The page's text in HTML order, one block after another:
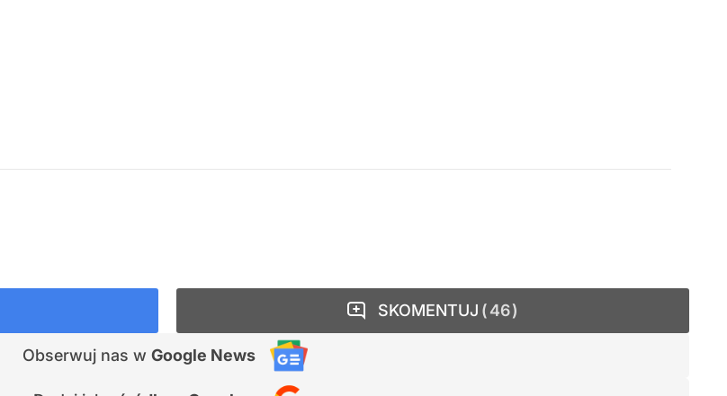
Obserwuj nas w Google News
SKOMENTUJ 46